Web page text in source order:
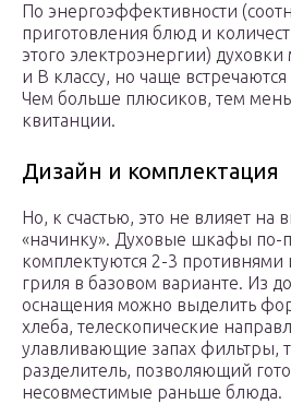
По энергоэффективности
приготовления блюд и
этого электроэнергии) духовки
и В классу, но чаще
Чем больше плюсиков, тем
квитанции.
Дизайн и комплектация
Но, к счастью, это не влияет на
«начинку». Духовые шкафы по-
комплектуются 2-3
гриля в базовом варианте. Из
оснащения можно выделить
хлеба, телескопические
улавливающие запах фильтры,
разделитель, позволяющий
несовместимые раньше блюда.